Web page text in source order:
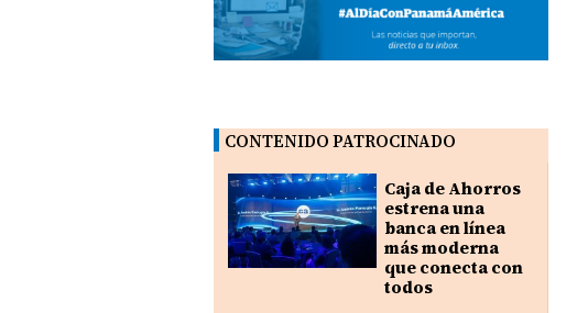
CONTENIDO PATROCINADO
Caja de Ahorros
estrena una
banca en línea
más moderna
que conecta con
todos